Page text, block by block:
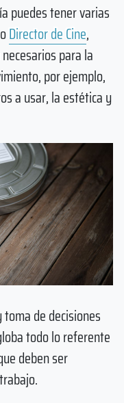
puedes tener varias
Director de Cine,
para la
por ejemplo,
a usar, la estética y
de decisiones
todo lo referente
deben ser